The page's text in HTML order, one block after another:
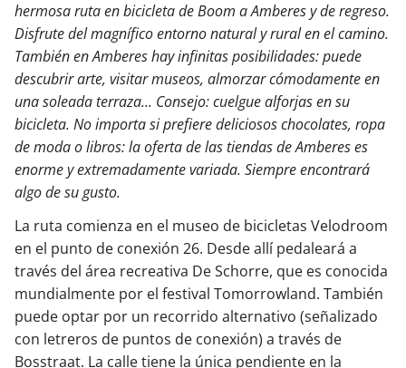
hermosa ruta en bicicleta de Boom a Amberes y de regreso.
Disfrute del magnífico entorno natural y rural en el camino.
También en Amberes hay infinitas posibilidades: puede
descubrir arte, visitar museos, almorzar cómodamente en
una soleada terraza... Consejo: cuelgue alforjas en su
bicicleta. No importa si prefiere deliciosos chocolates, ropa
de moda o libros: la oferta de las tiendas de Amberes es
enorme y extremadamente variada. Siempre encontrará
algo de su gusto.
La ruta comienza en el museo de bicicletas Velodroom
en el punto de conexión 26. Desde allí pedaleará a
través del área recreativa De Schorre, que es conocida
mundialmente por el festival Tomorrowland. También
puede optar por un recorrido alternativo (señalizado
con letreros de puntos de conexión) a través de
Bosstraat. La calle tiene la única pendiente en la